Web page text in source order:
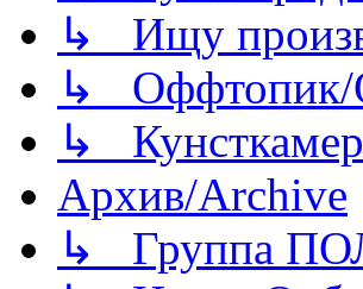
↳ Ищу
↳ Оффтопик/
↳
Архив/Archive
↳ Группа